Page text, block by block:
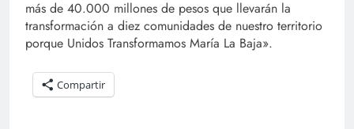
más de 40.000 millones de pesos que llevarán la
transformación a diez comunidades de nuestro territorio
porque Unidos Transformamos María La Baja».
Compartir